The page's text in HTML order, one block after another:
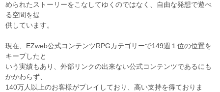
められたストーリーをこなしてゆくのではなく、自由な発想で遊べ
る空間を提
供しています。
現在、EZweb公式コンテンツRPGカテゴリーで149週１位の位置を
キープしたと
いう実績もあり、外部リンクの出来ない公式コンテンツであるにも
かかわらず、
140万人以上のお客様がプレイしており、高い支持を得ておりま